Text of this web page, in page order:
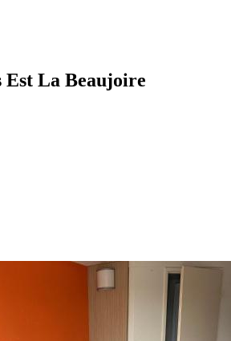
Est La Beaujoire